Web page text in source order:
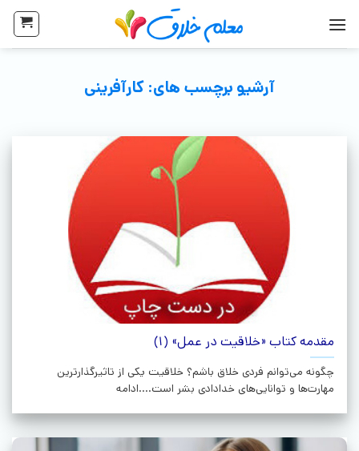
آرشیو برچسب های: کارآفرینی
مقدمه کتاب «خلاقیت در عمل» (1)
چگونه می‌توانم فردی خلاق باشم؟ خلاقیت یکی از تاثیرگذارترین
مهارت‌ها و توانایی‌های خدادادی بشر است....ادامه